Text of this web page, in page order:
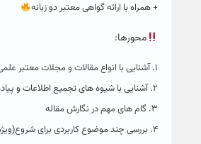
+ همراه با ارائه گواهی معتبر دو زبانه
محورها:
۱. آشنایی با انواع مقالات و مجلات معتبر علمی
۲. آشنایی با شیوه های تجمیع اطلاعات و پیاده سازی به عنوان مقاله
۳. گام های مهم در نگارش مقاله
۴. بررسی چند موضوع کاربردی برای شروع(ویژه مکانیک و هوافضا)